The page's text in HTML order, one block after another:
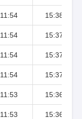
11:54 15:38
11:54 15:37
11:54 15:37
11:54 15:37
11:53 15:36
11:53 15:36